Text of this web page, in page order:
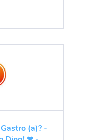
(a)? -